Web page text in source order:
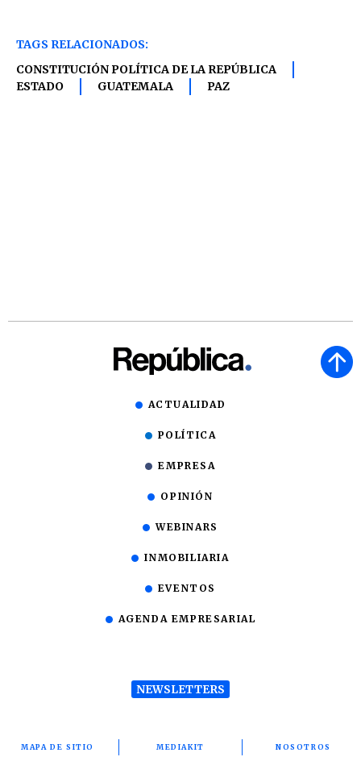
TAGS RELACIONADOS:
CONSTITUCIÓN POLÍTICA DE LA REPÚBLICA
ESTADO
GUATEMALA PAZ
ACTUALIDAD
POLÍTICA
EMPRESA
OPINIÓN
WEBINARS
INMOBILIARIA
EVENTOS
AGENDA EMPRESARIAL
NEWSLETTERS
MAPA DE SITIO MEDIAKIT NOSOTROS